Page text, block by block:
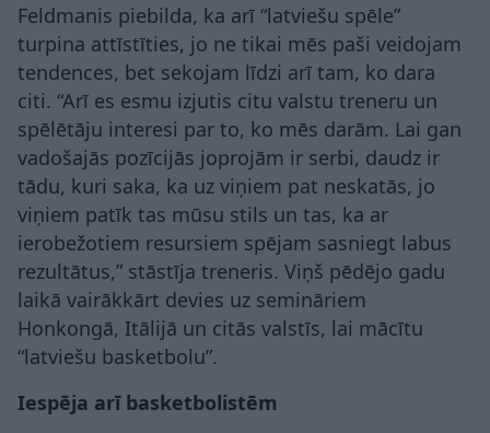
Feldmanis piebilda, ka arī “latviešu spēle”
turpina attīstīties, jo ne tikai mēs paši veidojam
tendences, bet sekojam līdzi arī tam, ko dara
citi. “Arī es esmu izjutis citu valstu treneru un
spēlētāju interesi par to, ko mēs darām. Lai gan
vadošajās pozīcijās joprojām ir serbi, daudz ir
tādu, kuri saka, ka uz viņiem pat neskatās, jo
viņiem patīk tas mūsu stils un tas, ka ar
ierobežotiem resursiem spējam sasniegt labus
rezultātus,” stāstīja treneris. Viņš pēdējo gadu
laikā vairākkārt devies uz semināriem
Honkongā, Itālijā un citās valstīs, lai mācītu
“latviešu basketbolu”.
Iespēja arī basketbolistēm